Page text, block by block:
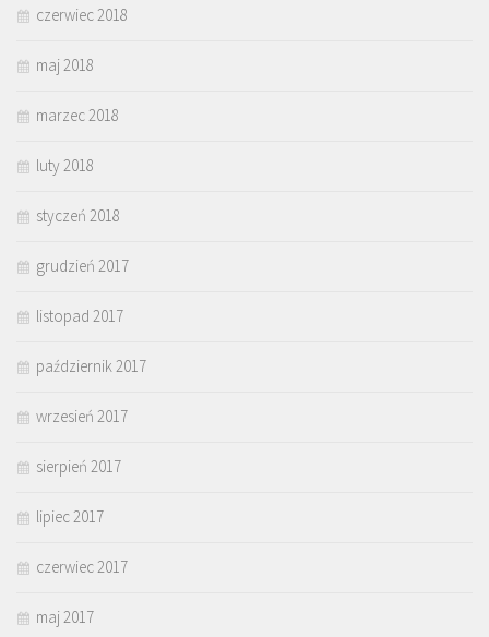
czerwiec 2018
maj 2018
marzec 2018
luty 2018
styczeń 2018
grudzień 2017
listopad 2017
październik 2017
wrzesień 2017
sierpień 2017
lipiec 2017
czerwiec 2017
maj 2017